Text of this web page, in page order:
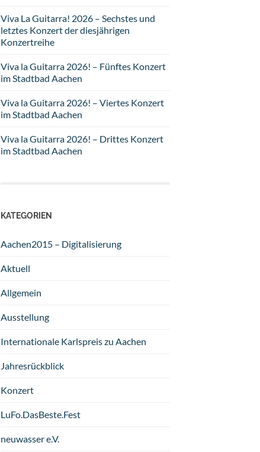
Viva La Guitarra! 2026 – Sechstes und
letztes Konzert der diesjährigen
Konzertreihe
Viva la Guitarra 2026! – Fünftes Konzert
im Stadtbad Aachen
Viva la Guitarra 2026! – Viertes Konzert
im Stadtbad Aachen
Viva la Guitarra 2026! – Drittes Konzert
im Stadtbad Aachen
KATEGORIEN
Aachen2015 – Digitalisierung
Aktuell
Allgemein
Ausstellung
Internationale Karlspreis zu Aachen
Jahresrückblick
Konzert
LuFo.DasBeste.Fest
neuwasser e.V.